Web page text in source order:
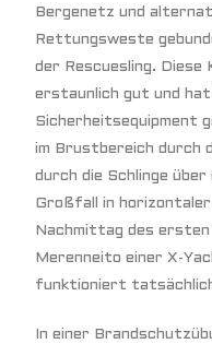
Bergenetz und
Rettungsweste
der Rescuesling.
erstaunlich gut und hat
Sicherheitsequipment
im Brustbereich durch
durch die Schlinge
Großfall in horizontaler
Nachmittag des
Merenneito einer X-
funktioniert
In einer